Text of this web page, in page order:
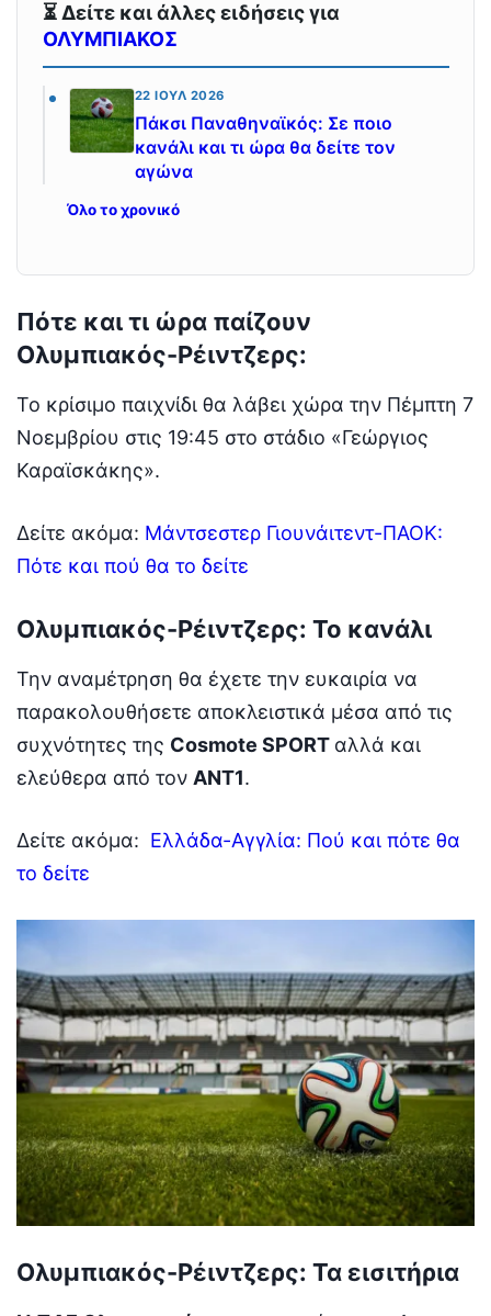
⏳ Δείτε και άλλες ειδήσεις για
ΟΛΥΜΠΙΑΚΟΣ
22 ΙΟΎΛ 2026
Πάκσι Παναθηναϊκός: Σε ποιο
κανάλι και τι ώρα θα δείτε τον
αγώνα
Όλο το χρονικό
Πότε και τι ώρα παίζουν
Ολυμπιακός-Ρέιντζερς:
Το κρίσιμο παιχνίδι θα λάβει χώρα την Πέμπτη 7
Νοεμβρίου στις 19:45 στο στάδιο «Γεώργιος
Καραϊσκάκης».
Δείτε ακόμα: Μάντσεστερ Γιουνάιτεντ-ΠΑΟΚ:
Πότε και πού θα το δείτε
Ολυμπιακός-Ρέιντζερς: Το κανάλι
Την αναμέτρηση θα έχετε την ευκαιρία να
παρακολουθήσετε αποκλειστικά μέσα από τις
συχνότητες της Cosmote SPORT αλλά και
ελεύθερα από τον ΑΝΤ1.
Δείτε ακόμα: Ελλάδα-Αγγλία: Πού και πότε θα
το δείτε
Ολυμπιακός-Ρέιντζερς: Τα εισιτήρια